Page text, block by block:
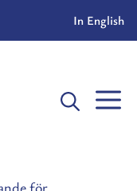
In English
för